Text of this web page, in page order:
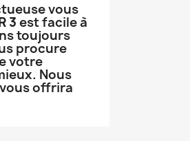
vous
3est facile à
toujours
procure
votre
Nous
offrira